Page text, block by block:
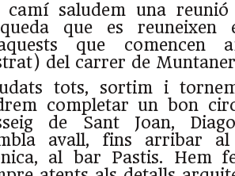
camí saludem una reunió
que es reuneixen
que comencen
del carrer de
tots, sortim i
completar un bon
de Sant Joan,
avall, fins arribar
al bar Pastis. Hem